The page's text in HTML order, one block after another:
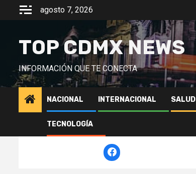
agosto 7, 2026
TOP CDMX NEWS
INFORMACIÓN QUE TE CONECTA
NACIONAL INTERNACIONAL SALUD
TECNOLOGÍA